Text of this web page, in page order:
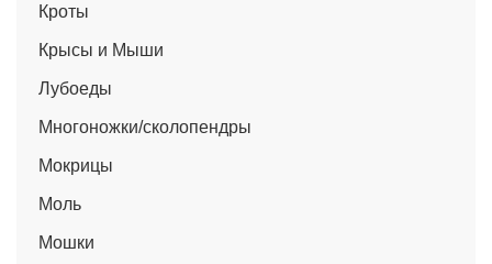
Кроты
Крысы и Мыши
Лубоеды
Многоножки/сколопендры
Мокрицы
Моль
Мошки